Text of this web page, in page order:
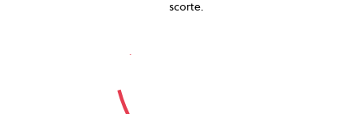
scorte.